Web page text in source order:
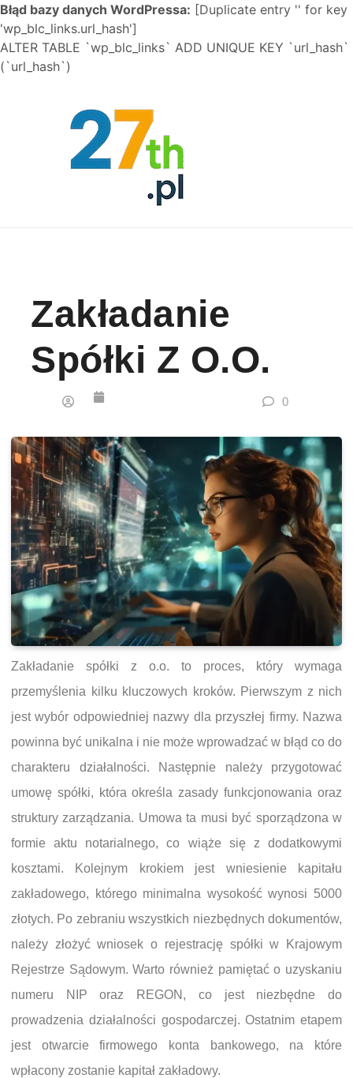
Błąd bazy danych WordPressa: [Duplicate entry '' for key
'wp_blc_links.url_hash']
ALTER TABLE `wp_blc_links` ADD UNIQUE KEY `url_hash`
(`url_hash`)
Zakładanie
Spółki Z O.o.
0
Zakładanie spółki z o.o. to proces, który wymaga
przemyślenia kilku kluczowych kroków. Pierwszym z nich
jest wybór odpowiedniej nazwy dla przyszłej firmy. Nazwa
powinna być unikalna i nie może wprowadzać w błąd co do
charakteru działalności. Następnie należy przygotować
umowę spółki, która określa zasady funkcjonowania oraz
struktury zarządzania. Umowa ta musi być sporządzona w
formie aktu notarialnego, co wiąże się z dodatkowymi
kosztami. Kolejnym krokiem jest wniesienie kapitału
zakładowego, którego minimalna wysokość wynosi 5000
złotych. Po zebraniu wszystkich niezbędnych dokumentów,
należy złożyć wniosek o rejestrację spółki w Krajowym
Rejestrze Sądowym. Warto również pamiętać o uzyskaniu
numeru NIP oraz REGON, co jest niezbędne do
prowadzenia działalności gospodarczej. Ostatnim etapem
jest otwarcie firmowego konta bankowego, na które
wpłacony zostanie kapitał zakładowy.